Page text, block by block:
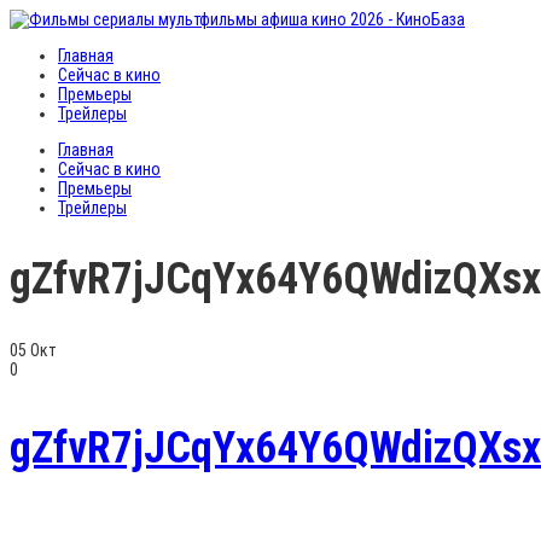
Главная
Сейчас в кино
Премьеры
Трейлеры
Главная
Сейчас в кино
Премьеры
Трейлеры
05 Окт
0